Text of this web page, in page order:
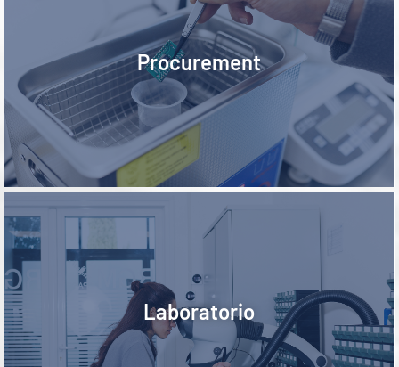
Procurement
Laboratorio